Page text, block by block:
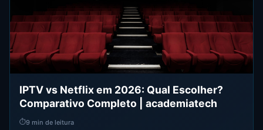
IPTV vs Netflix em 2026: Qual Escolher?
Comparativo Completo | academiatech
⏱9 min de leitura